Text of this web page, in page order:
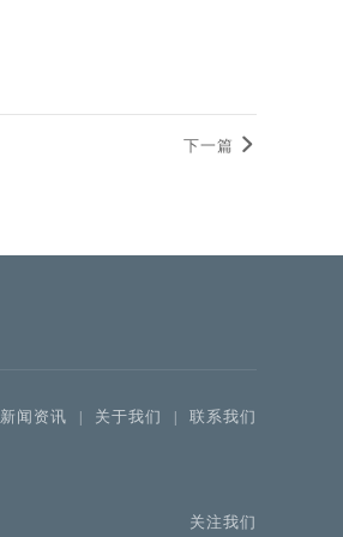
下一篇
新闻资讯 关于我们 联系我们
关注我们